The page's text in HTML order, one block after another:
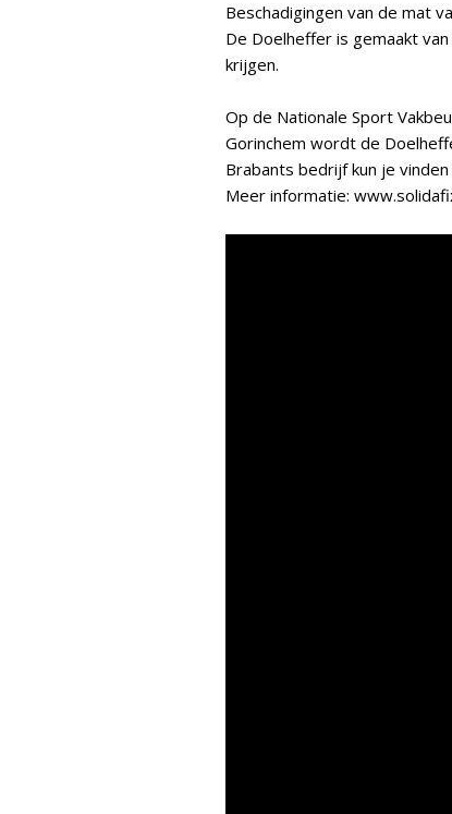
Beschadigingen van de mat
De Doelheffer is gemaakt
krijgen.
Op de Nationale Sport
Gorinchem wordt de
Brabants bedrijf kun je
Meer informatie: